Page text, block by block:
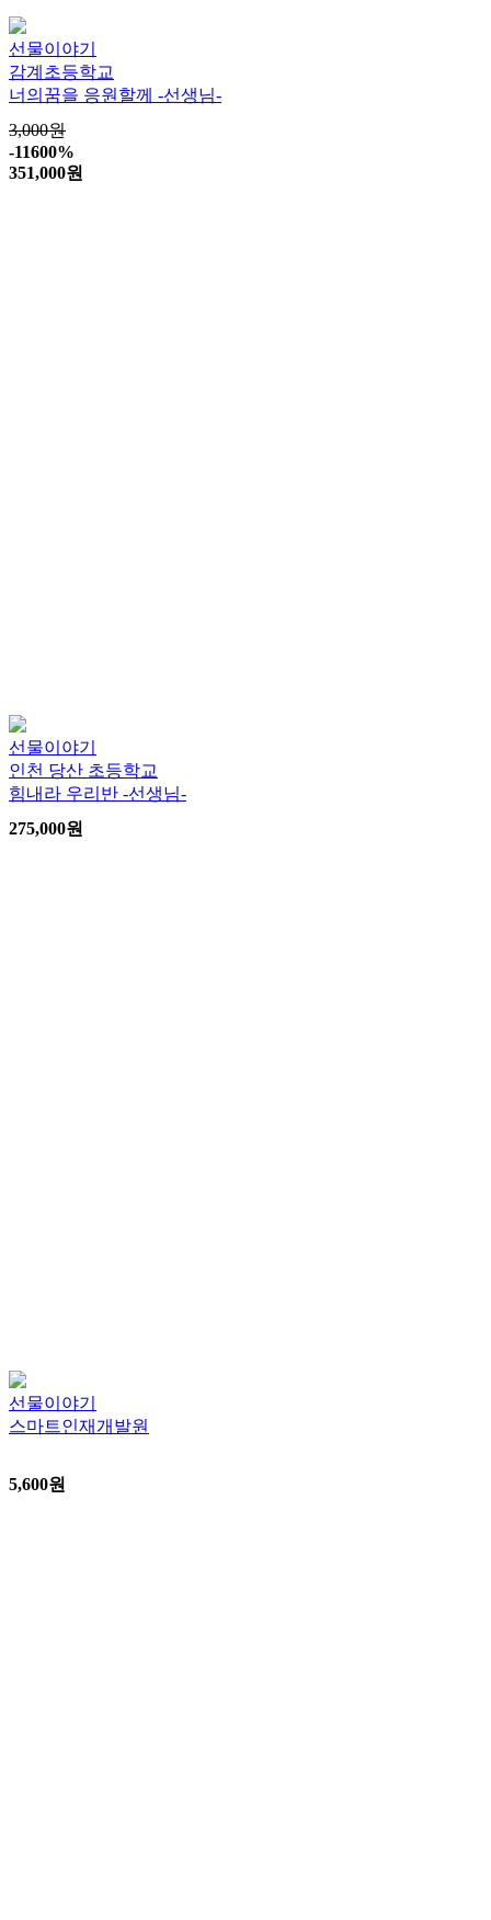
선물이야기
감계초등학교
너의꿈을 응원할께 -선생님-
3,000원
-11600%
351,000원
선물이야기
인천 당산 초등학교
힘내라 우리반 -선생님-
275,000원
선물이야기
스마트인재개발원
5,600원